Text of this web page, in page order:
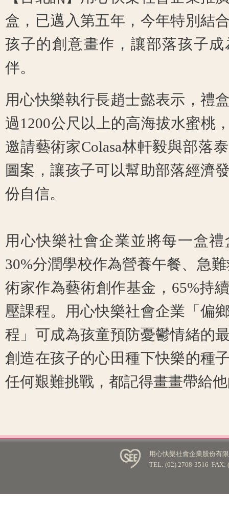
盒，已邁入第五年，今年特別結
孩子的創意畫作，讓部落孩子
伴。
用心快樂執行長趙士懿表示，禮
過1200公尺以上的高海拔水蜜桃
邀請藝術家Colasa林軒毅與部落
圖案，讓孩子可以幫助部落經濟
份自信。
用心快樂社會企業並將每一盒
30%分潤學校作為營養午餐、急
術家作為藝術創作基金，65%持
壓課程。用心快樂社會企業「偏
程」可成為孩童預防憂鬱情緒的
創造在孩子的心田種下快樂的種
任何艱難挑戰，都記得畫畫帶給
用心快樂社會企業股份有
TEL: (02) 2708-3516